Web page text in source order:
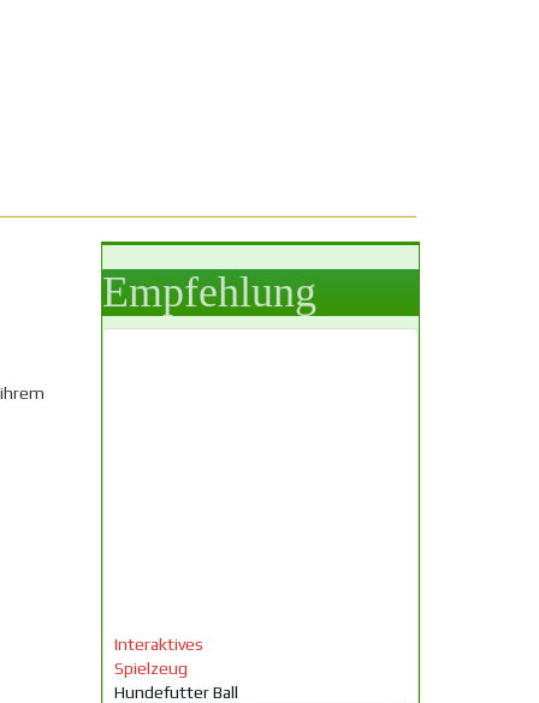
Empfehlung
Interaktives
Spielzeug
Hundefutter Ball